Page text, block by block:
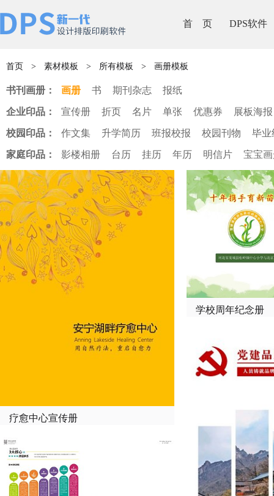
首 页 DPS软件
首页 > 素材模板 > 所有模板 > 画册模板
书刊画册： 画册 书 期刊杂志 报纸
企业印品： 宣传册 折页 名片 单张 优惠券 展板海报
校园印品： 作文集 升学简历 班报校报 校园刊物 毕业
家庭印品： 影楼相册 台历 挂历 年历 明信片 宝宝
疗愈中心宣传册
学校周年纪念册